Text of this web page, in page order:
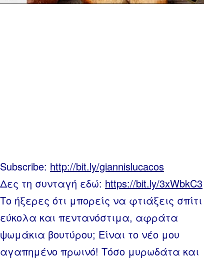
Subscribe: http://bit.ly/giannislucacos
Δες τη συνταγή εδώ: https://bit.ly/3xWbkC3
Το ήξερες ότι μπορείς να φτιάξεις σπίτι
εύκολα και πεντανόστιμα, αφράτα
ψωμάκια βουτύρου; Είναι το νέο μου
αγαπημένο πρωινό! Τόσο μυρωδάτα και